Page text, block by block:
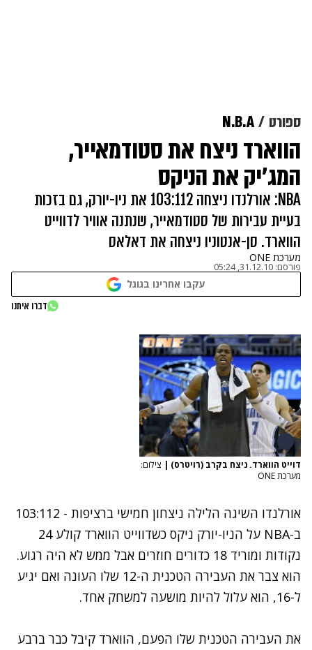
ספורט N.B.A
הווארד ניצח את סטודמאייר,
המג'יק את הניקס
NBA: אורלנדו ניצחה 103:112 את ניו-יורק, גם בזכות
בעיית עבירות של סטודמאייר, שנתנה אוויר לדווייט
הווארד. סן-אנטוניו ניצחה את דאלאס
מערכת ONE
פורסם: 31.12.10, 05:24
עקבו אחרינו בגוגל
דברו איתנו
דוייט הווארד. ניצח בקרב (רויטרס) | צילום:
מערכת ONE
אורלנדו השיגה הלילה ניצחון חמישי ברציפות - 103:112
ב-NBA על הניו-יורק ניקס כשדווייט הווארד קולע 24
נקודות ומוריד 18 כדורים חוזרים אבל ממש לא היה רגוע.
הוא צבר את העבירה הטכנית ה-12 שלו העונה ואם יגיע
ל-16, הוא עלול להיות מושעה למשחק אחד.
את העבירה הטכנית שלו הפעם, הווארד קיבל כבר ברבע